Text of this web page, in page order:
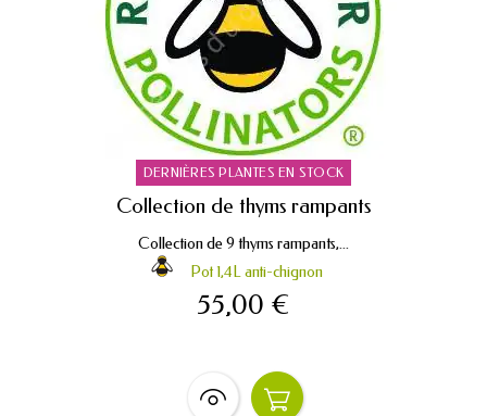
DERNIÈRES PLANTES EN STOCK
Collection de thyms rampants
Collection de 9 thyms rampants,...
Pot 1,4L anti-chignon
55,00 €